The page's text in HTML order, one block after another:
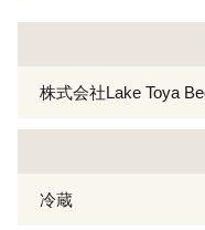
株式会社Lake Toya
冷蔵